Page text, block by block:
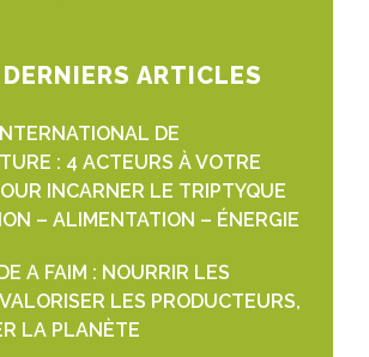
ARTICLES
DE
: 4 ACTEURS À VOTRE
INCARNER LE TRIPTYQUE
– ALIMENTATION – ÉNERGIE
A FAIM : NOURRIR LES
LES PRODUCTEURS,
LA PLANÈTE